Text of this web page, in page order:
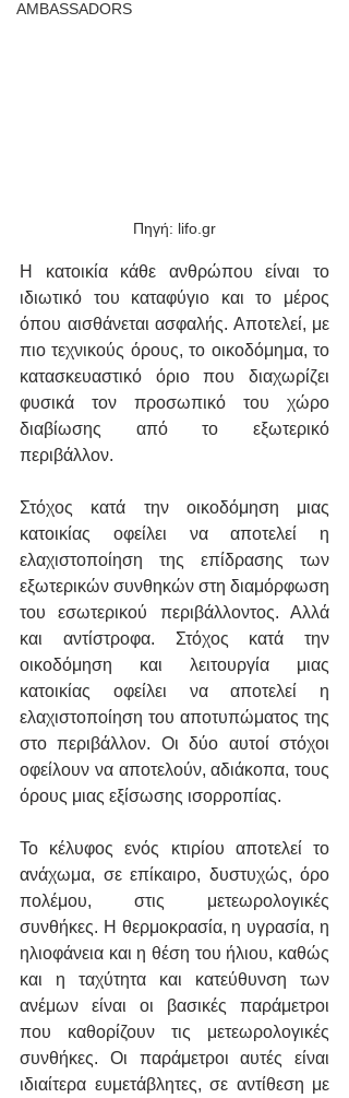
AMBASSADORS
Πηγή: lifo.gr
Η κατοικία κάθε ανθρώπου είναι το
ιδιωτικό του καταφύγιο και το μέρος
όπου αισθάνεται ασφαλής. Αποτελεί, με
πιο τεχνικούς όρους, το οικοδόμημα, το
κατασκευαστικό όριο που διαχωρίζει
φυσικά τον προσωπικό του χώρο
διαβίωσης από το εξωτερικό
περιβάλλον.
Στόχος κατά την οικοδόμηση μιας
κατοικίας οφείλει να αποτελεί η
ελαχιστοποίηση της επίδρασης των
εξωτερικών συνθηκών στη διαμόρφωση
του εσωτερικού περιβάλλοντος. Αλλά
και αντίστροφα. Στόχος κατά την
οικοδόμηση και λειτουργία μιας
κατοικίας οφείλει να αποτελεί η
ελαχιστοποίηση του αποτυπώματος της
στο περιβάλλον. Οι δύο αυτοί στόχοι
οφείλουν να αποτελούν, αδιάκοπα, τους
όρους μιας εξίσωσης ισορροπίας.
Το κέλυφος ενός κτιρίου αποτελεί το
ανάχωμα, σε επίκαιρο, δυστυχώς, όρο
πολέμου, στις μετεωρολογικές
συνθήκες. Η θερμοκρασία, η υγρασία, η
ηλιοφάνεια και η θέση του ήλιου, καθώς
και η ταχύτητα και κατεύθυνση των
ανέμων είναι οι βασικές παράμετροι
που καθορίζουν τις μετεωρολογικές
συνθήκες. Οι παράμετροι αυτές είναι
ιδιαίτερα ευμετάβλητες, σε αντίθεση με